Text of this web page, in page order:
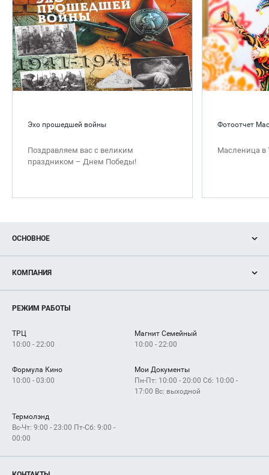
Эхо прошедшей войны
Поздравляем вас с великим
праздником – Днем Победы!
Фотоотчет
Масленица в
ОСНОВНОЕ
Новости
Магазины
Услуги
КОМПАНИЯ
Рекламодателям
Как добраться
РЕЖИМ РАБОТЫ
ТРЦ
10:00 - 22:00
Магнит Семейный
10:00 - 22:00
Формула Кино
10:00 - 03:00
Мои Документы
Пн-Пт: 10:00 - 20:00 Сб: 10:00 -
17:00 Вс: выходной
Термолэнд
Вс-Чт: 9:00 - 23:00 Пт-Сб: 9:00 -
00:00